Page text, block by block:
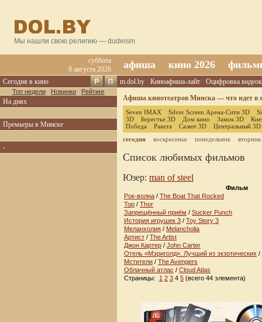
Мы нашли свою религию — dudeism.
суббота
8 августа 2026
афиша кино 2026
Сегодня в кино
Топ недели Новинки Рейтинг
На днях
Премьеры в Минске
-
m.dol.by Киноафиша-лайт
Оцифровка
Афиша кинотеатров Минска — что идет в
Seven IMAX Silver Screen Арена-Сити 3D
3D
Берестье 3D Дом кино Замок 3D
Победа
Ракета Салют 3D
Центральный 3D
сегодня
воскресенье понедельник вторник
Список любимых фильмов
Юзер: man of steel
Фильм
Рок-волна / The Boat That Rocked
Тор / Thor
Запрещённый приём / Sucker Punch
История игрушек 3 / Toy Story 3
Меланхолия / Melancholia
Артист / The Artist
Джон Картер / John Carter
Отель «Мэриголд». Лучший из экзотических /
Мстители / The Avengers
Облачный атлас / Cloud Atlas
Страницы: 1 2 3 4 5 (всего 44 элемента)